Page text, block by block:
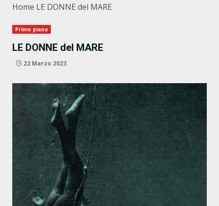
Home LE DONNE del MARE
Primo piano
LE DONNE del MARE
22 Marzo 2023